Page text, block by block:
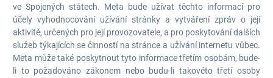
ve Spojených státech. Meta bude užívat těchto informací pro
účely vyhodnocování užívání stránky a vytváření zpráv o její
aktivitě, určených pro její provozovatele, a pro poskytování dalších
služeb týkajících se činností na stránce a užívání internetu vůbec.
Meta může také poskytnout tyto informace třetím osobám, bude-
li to požadováno zákonem nebo budu-li takovéto třetí osoby